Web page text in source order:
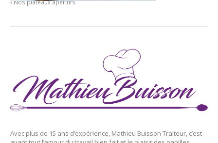
Nos plateaux apéritifs
Avec plus de 15 ans d’expérience, Mathieu Buisson Traiteur, c’est